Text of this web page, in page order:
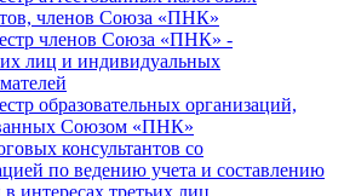
членов Союза «ПНК»
членов Союза «ПНК» -
лиц и индивидуальных
образовательных организаций,
Союзом «ПНК»
консультантов со
по ведению учета и составлению
в интересах третьих лиц